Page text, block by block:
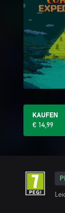
KAUFEN
€ 14,99